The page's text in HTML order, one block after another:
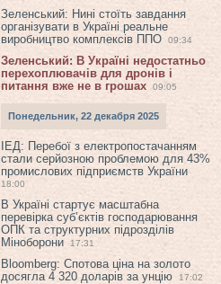
Зеленський: Нині стоїть завдання
організувати в Україні реальне
виробництво комплексів ППО
09:34
Зеленський: В Україні недостатньо
перехоплювачів для дронів і
питання вже не в грошах
09:05
Понедельник, 22 декабря 2025
ІЕД: Перебої з електропостачанням
стали серйозною проблемою для 43%
промислових підприємств України
18:00
В Україні стартує масштабна
перевірка суб’єктів господарювання
ОПК та структурних підрозділів
Міноборони
17:31
Bloomberg: Спотова ціна на золото
досягла 4 320 доларів за унцію
17:02